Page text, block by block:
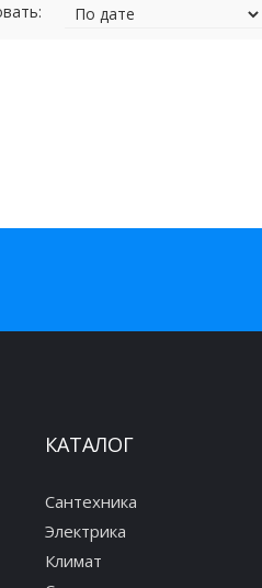
КАТАЛОГ
Сантехника
Электрика
Климат